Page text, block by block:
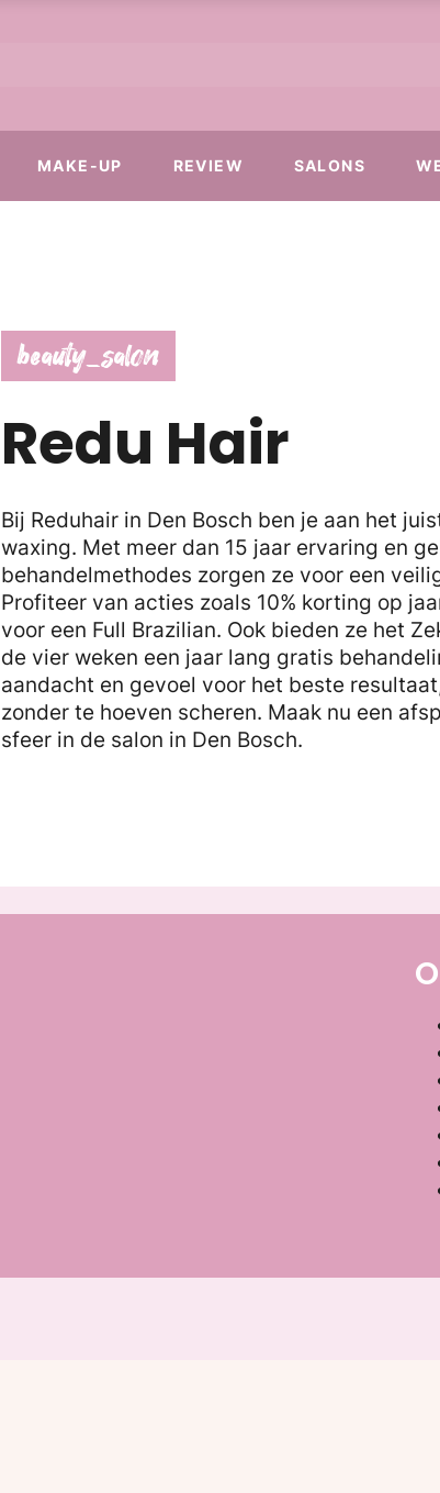
MAKE-UP REVIEW SALONS
beauty_salon
Redu Hair
Bij Reduhair in Den Bosch ben je aan het
waxing. Met meer dan 15 jaar ervaring en
behandelmethodes zorgen ze voor een
Profiteer van acties zoals 10% korting op
voor een Full Brazilian. Ook bieden ze het
de vier weken een jaar lang gratis
aandacht en gevoel voor het beste
zonder te hoeven scheren. Maak nu een
sfeer in de salon in Den Bosch.